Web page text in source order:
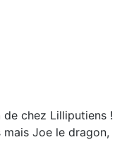
chez Lilliputiens !
Joe le dragon,